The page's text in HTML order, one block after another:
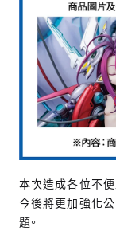
本次造成各位不便
今後將更加強化
題。